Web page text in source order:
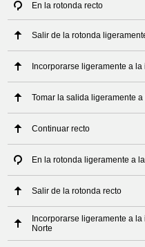
En la rotonda recto
Salir de la rotonda
Incorporarse ligeramente a
Tomar la salida ligeramente
Continuar recto
En la rotonda ligeramente a
Salir de la rotonda recto
Incorporarse ligeramente a la
Norte